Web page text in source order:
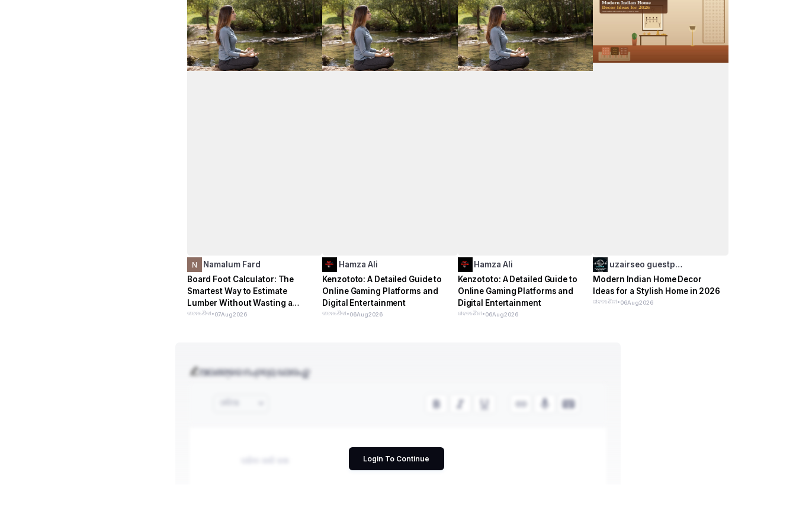
Namalum Fard
Board Foot Calculator: The
Smartest Way to Estimate
Lumber Without Wasting a
Single Dollar
ଜୀବନଶୈଳୀ•07Aug2026
Hamza Ali
Kenzototo: A Detailed Guide to
Online Gaming Platforms and
Digital Entertainment
ଜୀବନଶୈଳୀ•06Aug2026
Hamza Ali
Kenzototo: A Detailed Guide to
Online Gaming Platforms and
Digital Entertainment
ଜୀବନଶୈଳୀ•06Aug2026
uzairseo guestp…
Modern Indian Home Decor
Ideas for a Stylish Home in 2026
ଜୀବନଶୈଳୀ•06Aug2026
ଆପଣଙ୍କର ମନ୍ତବ୍ୟ ଯୋଡନ୍ତୁ
Login To Continue